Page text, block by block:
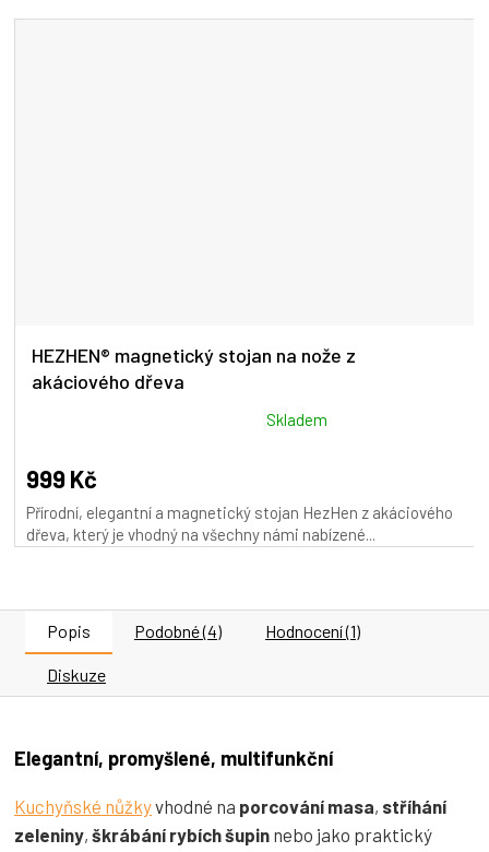
HEZHEN® magnetický stojan na nože z
akáciového dřeva
produktu
je
4,9
z
Skladem
999 Kč
Přírodní, elegantní a magnetický stojan HezHen z akáciového
dřeva, který je vhodný na všechny námi nabízené...
Popis Podobné (4) Hodnocení (1)
Diskuze
Elegantní, promyšlené, multifunkční
Kuchyňské nůžkyvhodné na porcování masa, stříhání
zeleniny, škrábání rybích šupin nebo jako praktický